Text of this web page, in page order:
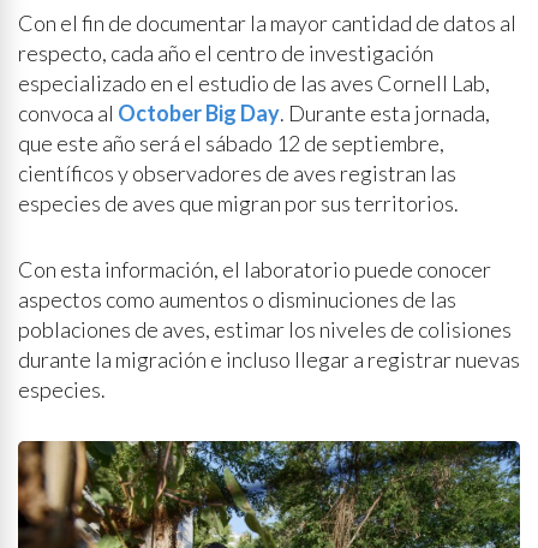
Con el fin de documentar la mayor cantidad de datos al
respecto, cada año el centro de investigación
especializado en el estudio de las aves Cornell Lab,
convoca al October Big Day. Durante esta jornada,
que este año será el sábado 12 de septiembre,
científicos y observadores de aves registran las
especies de aves que migran por sus territorios.
Con esta información, el laboratorio puede conocer
aspectos como aumentos o disminuciones de las
poblaciones de aves, estimar los niveles de colisiones
durante la migración e incluso llegar a registrar nuevas
especies.